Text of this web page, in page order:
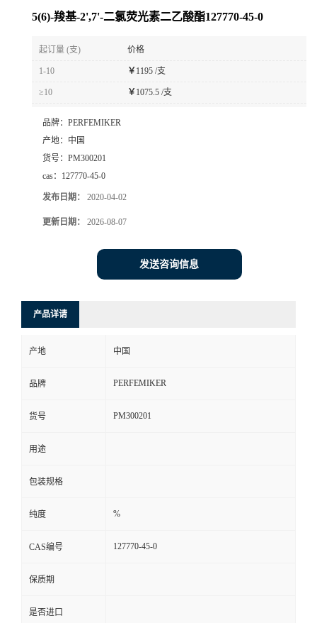
5(6)-羧基-2',7'-二氯荧光素二乙酸酯127770-45-0
起订量 (支) 价格
1-10 ￥ 1195 /支
≥10 ￥ 1075.5 /支
品牌： PERFEMIKER
产地： 中国
货号： PM300201
cas： 127770-45-0
发布日期： 2020-04-02
更新日期： 2026-08-07
发送咨询信息
产品详请
产地 中国
品牌 PERFEMIKER
货号 PM300201
用途
包装规格
纯度 %
CAS编号 127770-45-0
保质期
是否进口